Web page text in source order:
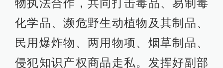
物执法合作，共同打击毒品、易制毒
化学品、濒危野生动植物及其制品、
民用爆炸物、两用物项、烟草制品、
侵犯知识产权商品走私。发挥好副部